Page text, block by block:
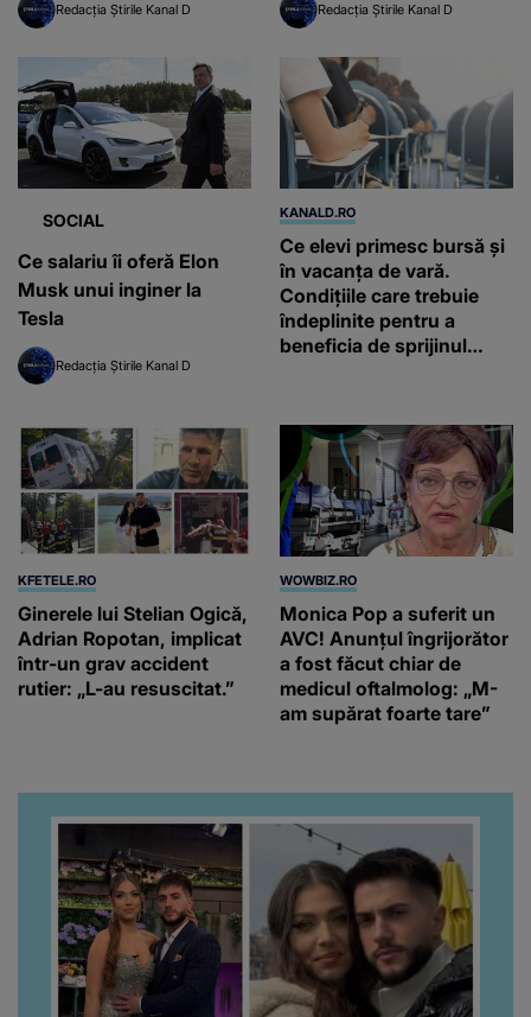
Redacția Știrile Kanal D Redacția Știrile Kanal D
SOCIAL
Ce salariu îi oferă Elon
Musk unui inginer la
Tesla
Redacția Știrile Kanal D
KANALD.RO
Ce elevi primesc bursă și
în vacanța de vară.
Condițiile care trebuie
îndeplinite pentru a
beneficia de sprijinul
KFETELE.RO
Ginerele lui Stelian Ogică,
Adrian Ropotan, implicat
într-un grav accident
rutier: „L-au resuscitat.”
WOWBIZ.RO
Monica Pop a suferit un
AVC! Anunțul îngrijorător
a fost făcut chiar de
medicul oftalmolog: „M-
am supărat foarte tare”